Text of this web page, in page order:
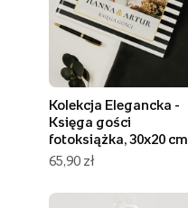
Kolekcja Elegancka -
Księga gości
fotoksiążka, 30x20 cm
65,90 zł